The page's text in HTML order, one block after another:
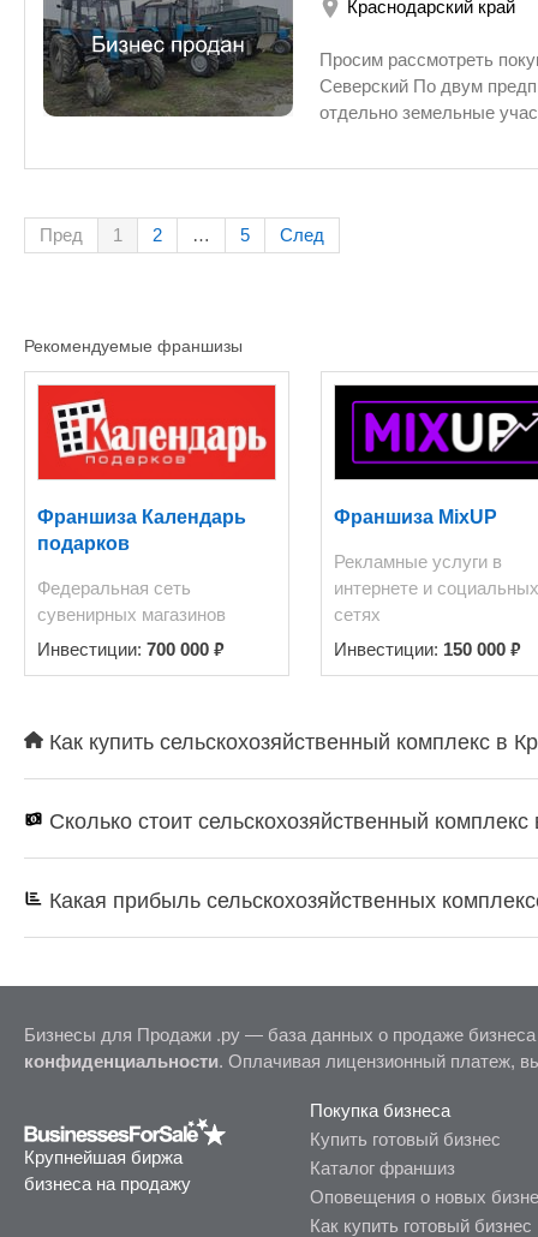
по ремонту и обслуживанию техники. 2-х этажное административное здание. Произведено –
свеклы 2500 га, подсолнечник 2000 га, соблюдается севооборот. Имеется животноводство.
Общий шлейф по КРС составляет 950 -1000 голов, из них 500 голов дойного стада, импортная
установка по стерилизации и охлаждению молока 2 тн, имеются не задействованные
Краснодарский край
Просим рассмотреть покупку сельского предприятия
Северский По двум предприятиям , можно
отдельно земельные участки,предприятие которое стоимостью 176 000 000 в данном
счет покупки соседнего действующего сельскохозяйственного комплекса (земельный фонд
Пред 1 2 … 5 След
Рекомендуемые франшизы
Франшиза Календарь
подарков
Федеральная сеть
сувенирных магазинов
Инвестиции: 700 000 ₽
Франшиза MixUP
Рекламные услуги в
интернете и социальных
сетях
Инвестиции: 150 000 ₽
Как купить сельскохозяйственный комплекс в
Сколько стоит сельскохозяйственный
Какая прибыль сельскохозяйственных
Бизнесы для Продажи .ру — база данных о продаже
конфиденциальности. Оплачивая лицензионный платеж,
Крупнейшая биржа
бизнеса на продажу
Покупка бизнеса
Купить готовый бизнес
Каталог франшиз
Оповещения о новых
Как купить готовый бизнес